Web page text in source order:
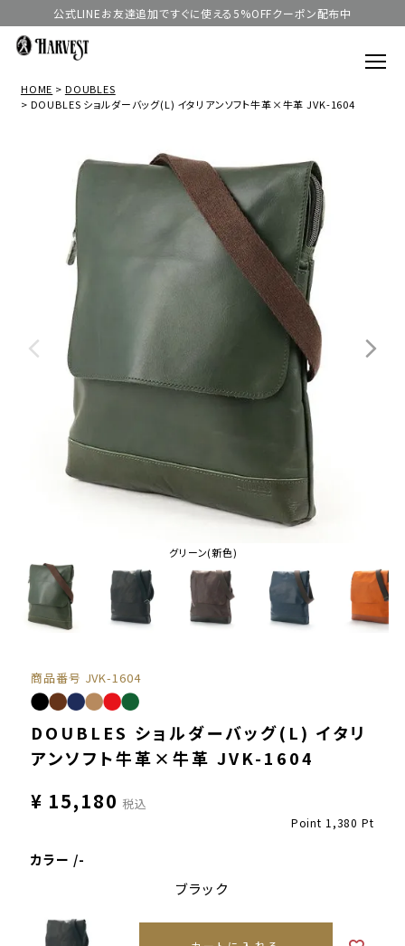
公式LINEお友達追加ですぐに使える5%OFFクーポン配布中
HOME
DOUBLES
DOUBLES ショルダーバッグ(L) イタリアンソフト牛革×牛革 JVK-1604
グリーン(新色)
商品番号 JVK-1604
DOUBLES ショルダーバッグ(L) イタリ
アンソフト牛革×牛革 JVK-1604
¥ 15,180 税込
Point 1,380 Pt
カラー -
ブラック